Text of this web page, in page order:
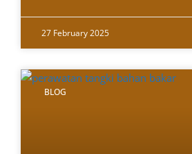
27 February 2025
BLOG